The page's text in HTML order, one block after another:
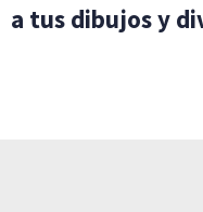
a tus dibujos y